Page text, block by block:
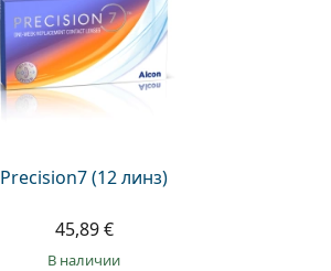
Precision7 (12 линз)
45,89 €
в наличии